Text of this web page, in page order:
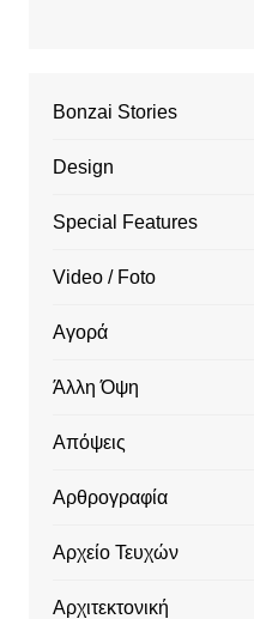
Bonzai Stories
Design
Special Features
Video / Foto
Αγορά
Άλλη Όψη
Απόψεις
Αρθρογραφία
Αρχείο Τευχών
Αρχιτεκτονική